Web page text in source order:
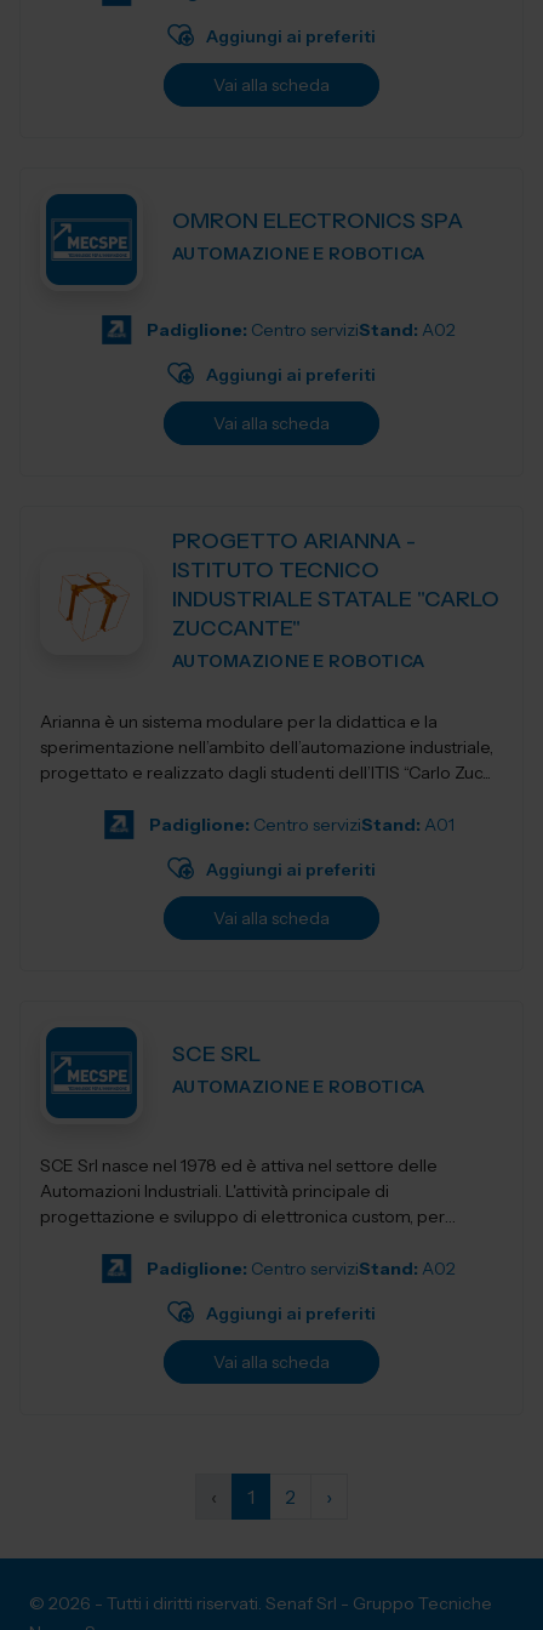
Aggiungi ai preferiti
Vai alla scheda
OMRON ELECTRONICS SPA
AUTOMAZIONE E ROBOTICA
Padiglione: Centro serviziStand: A02
Aggiungi ai preferiti
Vai alla scheda
PROGETTO ARIANNA -
ISTITUTO TECNICO
INDUSTRIALE STATALE "CARLO
ZUCCANTE"
AUTOMAZIONE E ROBOTICA
Arianna è un sistema modulare per la didattica e la
sperimentazione nell’ambito dell’automazione industriale,
progettato e realizzato dagli studenti dell’ITIS “Carlo Zuc...
Padiglione: Centro serviziStand: A01
Aggiungi ai preferiti
Vai alla scheda
SCE SRL
AUTOMAZIONE E ROBOTICA
SCE Srl nasce nel 1978 ed è attiva nel settore delle
Automazioni Industriali. L'attività principale di
progettazione e sviluppo di elettronica custom, per
Padiglione: Centro serviziStand: A02
Aggiungi ai preferiti
Vai alla scheda
‹ 1 2 ›
© 2026 - Tutti i diritti riservati. Senaf Srl - Gruppo Tecniche